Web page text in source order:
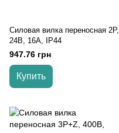
Силовая вилка переносная 2Р,
24В, 16А, IP44
947.76 грн
Купить